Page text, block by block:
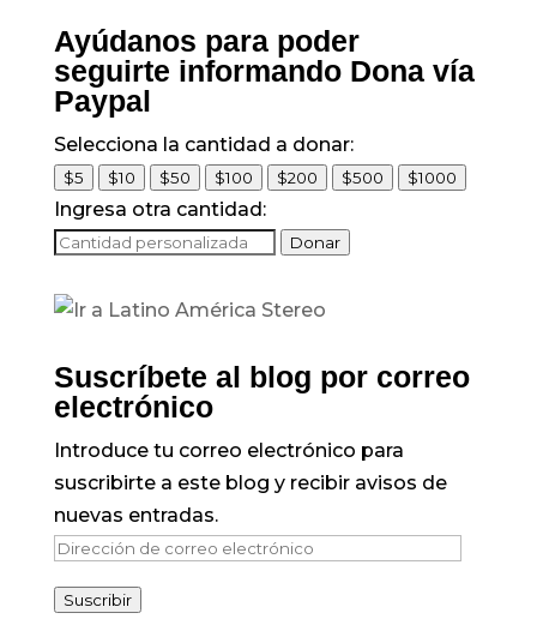
Ayúdanos para poder
seguirte informando Dona vía
Paypal
Selecciona la cantidad a donar:
$5 $10 $50 $100 $200 $500 $1000
Ingresa otra cantidad:
Donar
Suscríbete al blog por correo
electrónico
Introduce tu correo electrónico para
suscribirte a este blog y recibir avisos de
nuevas entradas.
Dirección
correo
Suscribir